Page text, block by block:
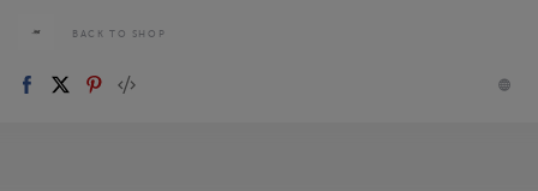
BACK TO SHOP